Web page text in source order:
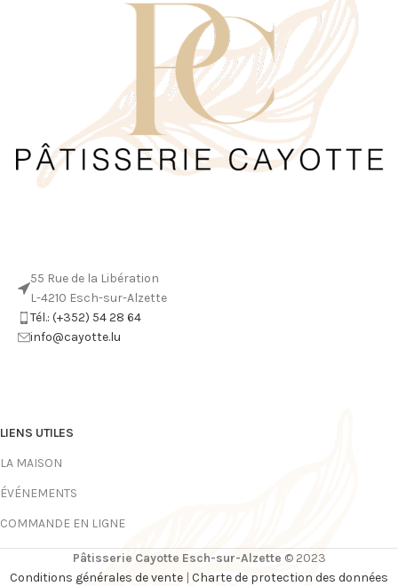
55 Rue de la Libération
L-4210 Esch-sur-Alzette
Tél.: (+352) 54 28 64
info@cayotte.lu
LIENS UTILES
LA MAISON
ÉVÉNEMENTS
COMMANDE EN LIGNE
Pâtisserie Cayotte Esch-sur-Alzette © 2023
Conditions générales de vente | Charte de protection des données